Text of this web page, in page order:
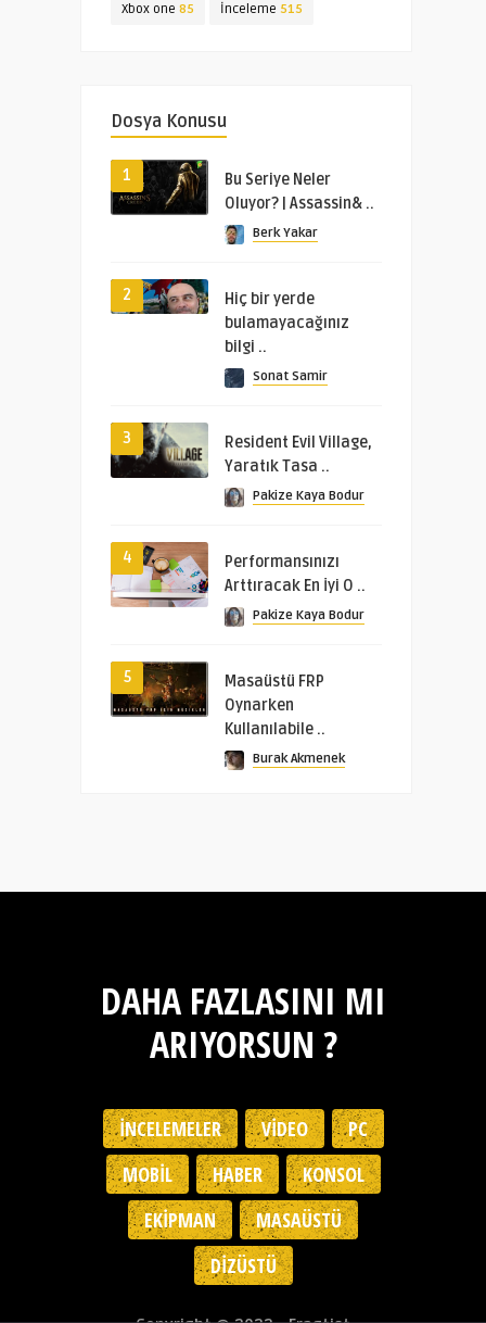
Xbox one 85 İnceleme 515
Dosya Konusu
1
Bu Seriye Neler
Oluyor? | Assassin& ..
Berk Yakar
2
Hiç bir yerde
bulamayacağınız
bilgi ..
Sonat Samir
3
Resident Evil Village,
Yaratık Tasa ..
Pakize Kaya Bodur
4
Performansınızı
Arttıracak En İyi O ..
Pakize Kaya Bodur
5
Masaüstü FRP
Oynarken
Kullanılabile ..
Burak Akmenek
DAHA FAZLASINI MI
ARIYORSUN ?
İNCELEMELER VIDEO
PC
MOBIL
HABER
KONSOL
EKIPMAN
MASAÜSTÜ
DIZÜSTÜ